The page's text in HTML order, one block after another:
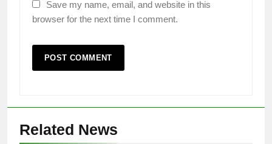
Save my name, email, and website in this
browser for the next time I comment.
Related News